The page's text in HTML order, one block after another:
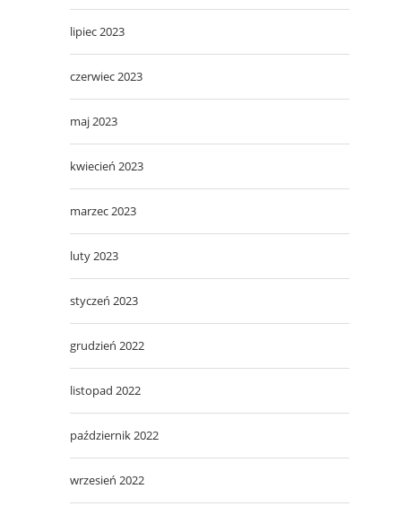
lipiec 2023
czerwiec 2023
maj 2023
kwiecień 2023
marzec 2023
luty 2023
styczeń 2023
grudzień 2022
listopad 2022
październik 2022
wrzesień 2022